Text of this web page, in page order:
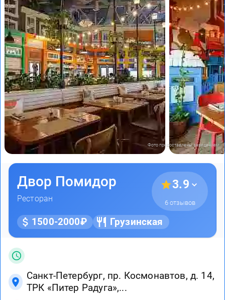
Фото предоставлены заведением
Двор Помидор
Ресторан
3.9
6 отзывов
1500-2000₽ Грузинская
Санкт-Петербург, пр. Космонавтов, д. 14,
ТРК «Питер Радуга»,...